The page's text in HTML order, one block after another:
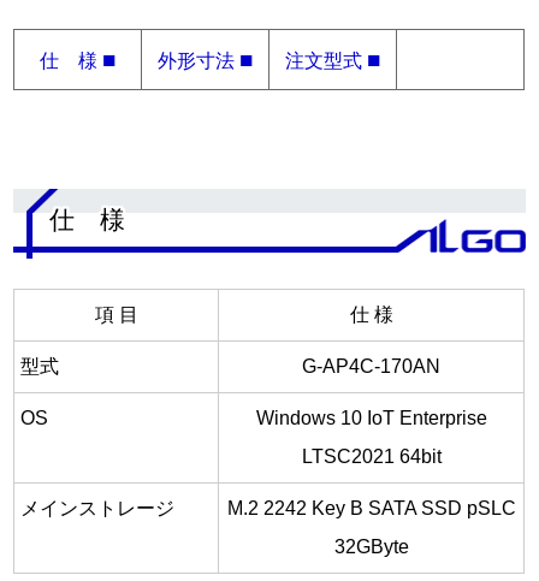
仕 様 ■ 外形寸法 ■ 注文型式 ■
仕 様
項 目 仕 様
型式 G-AP4C-170AN
OS
Windows 10 IoT Enterprise
LTSC2021 64bit
メインストレージ
M.2 2242 Key B SATA SSD pSLC
32GByte